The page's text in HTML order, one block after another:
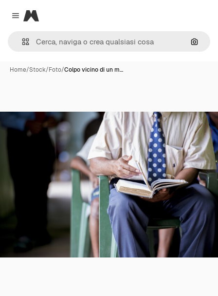
Close menu
Magnific
Cerca
Home/Stock/Foto/Colpo vicino di un m…